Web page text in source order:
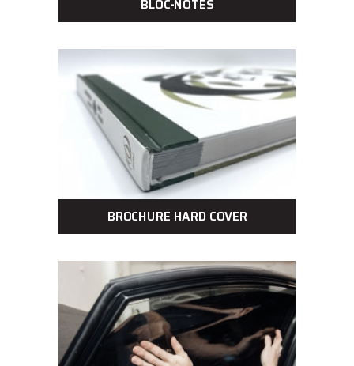
BLOC-NOTES
BROCHURE HARD COVER